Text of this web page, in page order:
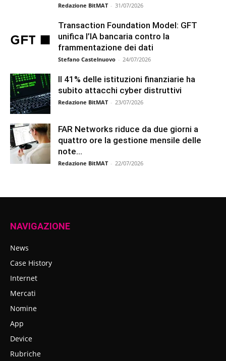
Redazione BitMAT - 31/07/2026
Transaction Foundation Model: GFT
unifica l’IA bancaria contro la
frammentazione dei dati
Stefano Castelnuovo - 24/07/2026
Il 41% delle istituzioni finanziarie ha
subito attacchi cyber distruttivi
Redazione BitMAT - 23/07/2026
FAR Networks riduce da due giorni a
quattro ore la gestione mensile delle
note...
Redazione BitMAT - 22/07/2026
NAVIGAZIONE
News
Case History
Internet
Mercati
Nomine
App
Device
Rubriche